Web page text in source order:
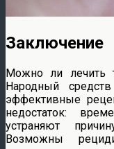
Заключение
Можно ли лечить
Народный
эффективные
недостаток:
устраняют
Возможны